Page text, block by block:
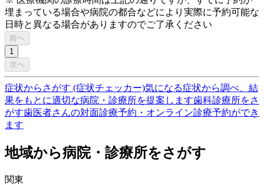
埋まっている場合や病院の都合などにより実際に予約可能な
日時と異なる場合がありますのでご了承ください
前へ
1
次へ
症状からさがす (症状チェッカー)気になる症状から調べ、結
果をもとに適切な病院・診療所を提案します歯科診療所をさ
がす歯医者さんの対面診療予約・オンライン診療予約ができ
ます
地域から病院・診療所をさがす
関東